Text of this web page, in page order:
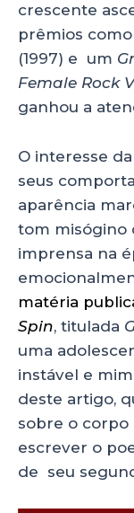
crescente
prêmios
(1997) e um
Female Rock
ganhou a
O interesse
seus
aparência
tom misógino
imprensa na
matéria
Spin, titulada
uma
instável e
deste artigo,
sobre o corpo
escrever o
de seu